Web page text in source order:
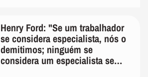
Henry Ford: "Se um trabalhador
se considera especialista, nós o
demitimos; ninguém se
considera um especialista se